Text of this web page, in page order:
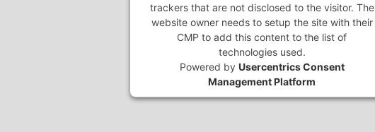
trackers that are not disclosed to the visitor. The
website owner needs to setup the site with their
CMP to add this content to the list of
technologies used.
Powered by Usercentrics Consent
Management Platform